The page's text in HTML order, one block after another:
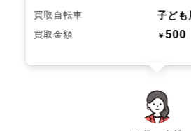
買取自転車 子ども
買取金額 ￥500
chevron_left chevron_right